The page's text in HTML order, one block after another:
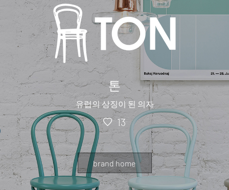
톤
유럽의 상징이 된 의자
13
brand home